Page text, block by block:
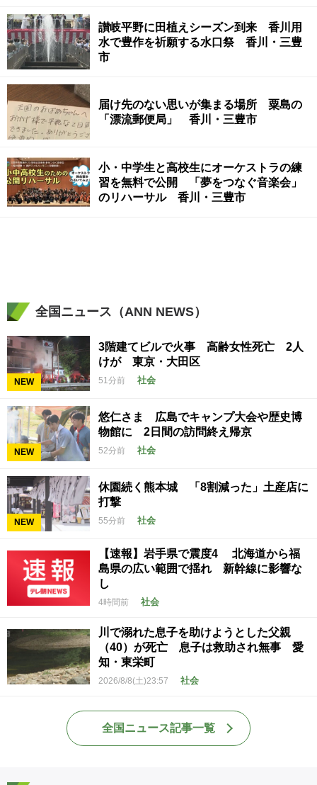
讃岐平野に田植えシーズン到来 香川用
水で豊作を祈願する水口祭 香川・三豊
市
届け先のない思いが集まる場所 粟島の
「漂流郵便局」 香川・三豊市
小・中学生と高校生にオーケストラの練
習を無料で公開 「夢をつなぐ音楽会」
のリハーサル 香川・三豊市
全国ニュース（ANN NEWS）
NEW
3階建てビルで火事 高齢女性死亡 2人
けが 東京・大田区
51分前 社会
NEW
悠仁さま 広島でキャンプ大会や歴史博
物館に 2日間の訪問終え帰京
52分前 社会
NEW
休園続く熊本城 「8割減った」土産店に
打撃
55分前 社会
【速報】岩手県で震度4 北海道から福
島県の広い範囲で揺れ 新幹線に影響な
し
4時間前 社会
川で溺れた息子を助けようとした父親
（40）が死亡 息子は救助され無事 愛
知・東栄町
2026/8/8(土)23:57 社会
全国ニュース記事一覧